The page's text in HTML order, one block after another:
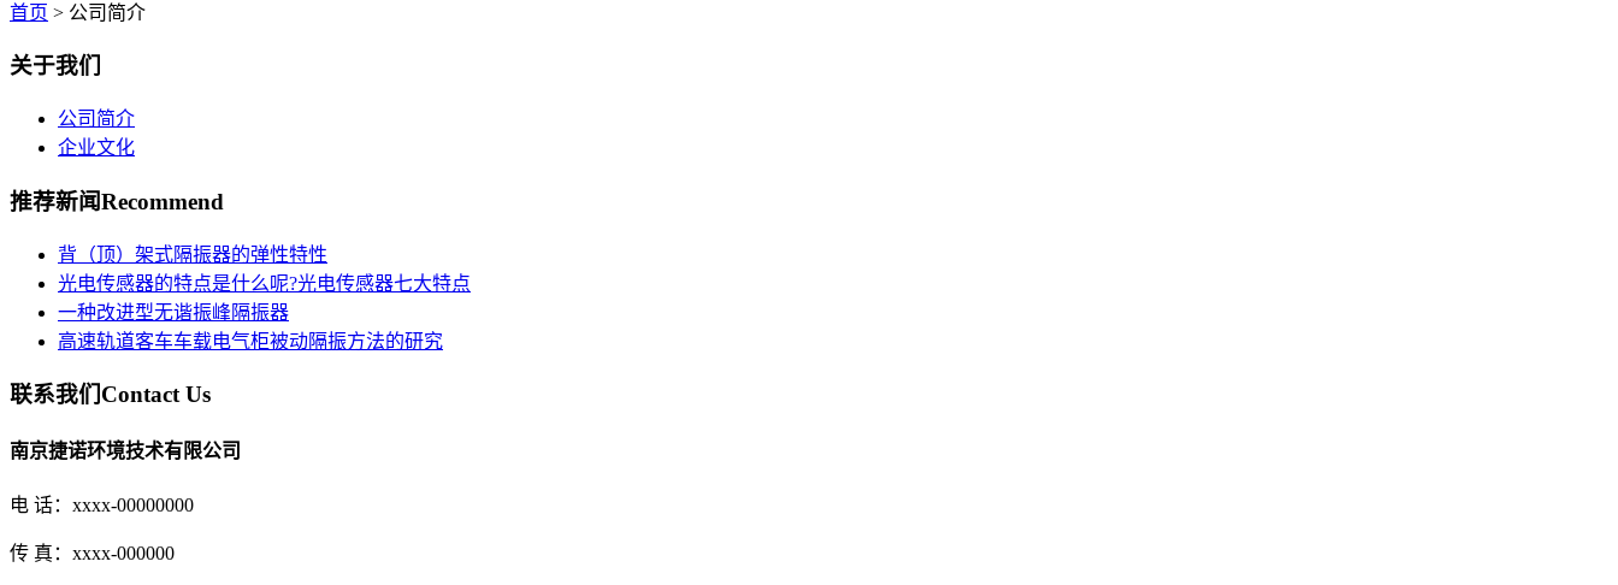
首页 > 公司简介
关于我们
公司简介
企业文化
推荐新闻Recommend
背（顶）架式隔振器的弹性特性
光电传感器的特点是什么呢?光电传感器七大特点
一种改进型无谐振峰隔振器
高速轨道客车车载电气柜被动隔振方法的研究
联系我们Contact Us
南京捷诺环境技术有限公司
电 话：xxxx-00000000
传 真：xxxx-000000